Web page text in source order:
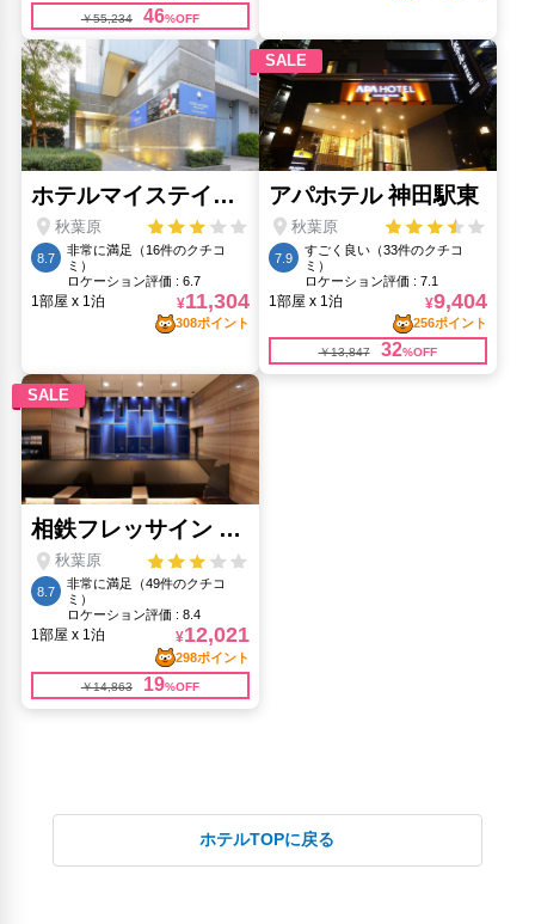
飛不動尊(2.51km)
かつての馬場の跡(1.5km)
人気スポット
東京都庁展望室(8.39km)
浅草(1.63km)
浅草寺(1.79km)
ホテルTOPに戻る